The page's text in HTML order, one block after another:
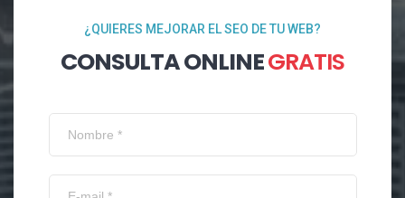
¿QUIERES MEJORAR EL SEO DE TU WEB?
CONSULTA ONLINEGRATIS